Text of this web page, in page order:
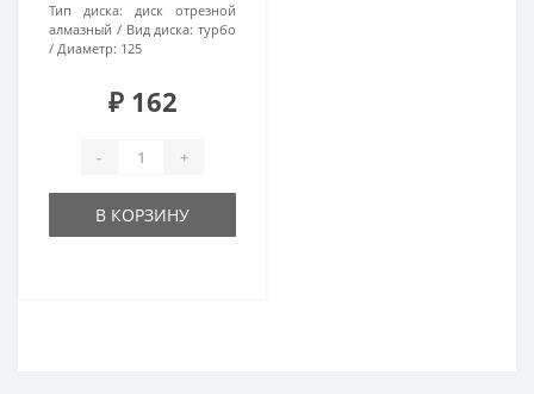
Тип диска:
диск отрезной
алмазный
Вид диска: турбо
Диаметр: 125
₽ 162
- +
В КОРЗИНУ